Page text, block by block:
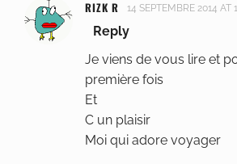
RIZK R 14 SEPTEMBRE 2014 AT
Reply
Je viens de vous lire et
première fois
Et
C un plaisir
Moi qui adore voyager